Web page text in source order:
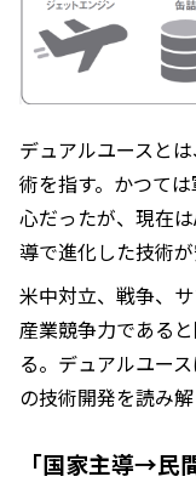
デュアルユースと
術を指す。かつて
心だったが、現在
導で進化した技術
米中対立、戦争、
産業競争力である
る。デュアルユー
の技術開発を読み
「国家主導→民